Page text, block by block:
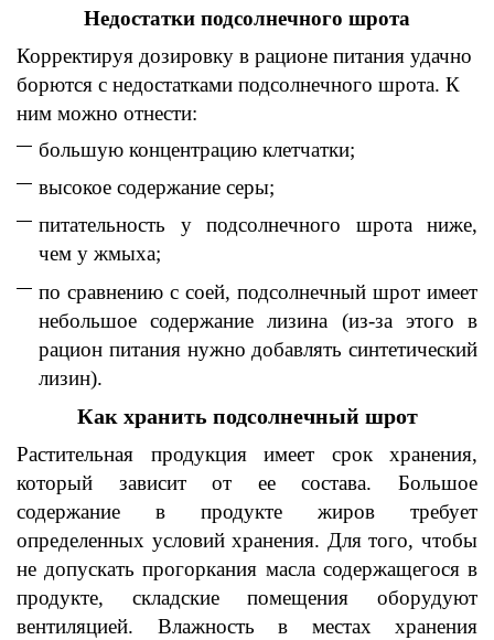
Недостатки подсолнечного шрота
Корректируя дозировку в рационе питания удачно
борются с недостатками подсолнечного шрота. К
ним можно отнести:
большую концентрацию клетчатки;
высокое содержание серы;
питательность у подсолнечного шрота ниже,
чем у жмыха;
по сравнению с соей, подсолнечный шрот имеет
небольшое содержание лизина (из-за этого в
рацион питания нужно добавлять синтетический
лизин).
Как хранить подсолнечный шрот
Растительная продукция имеет срок хранения,
который зависит от ее состава. Большое
содержание в продукте жиров требует
определенных условий хранения. Для того, чтобы
не допускать прогоркания масла содержащегося в
продукте, складские помещения оборудуют
вентиляцией. Влажность в местах хранения